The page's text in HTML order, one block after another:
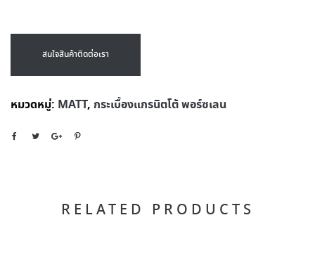
สนใจสินค้าติดต่อเรา
หมวดหมู่: MATT, กระเบื้องแกรนิตโต้ พอร์ซเลน
RELATED PRODUCTS